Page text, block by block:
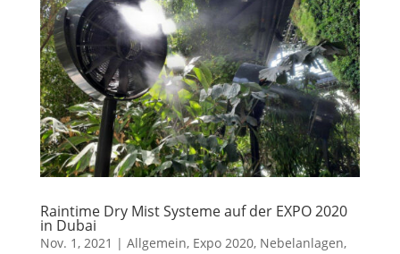
Raintime Dry Mist Systeme auf der EXPO 2020
in Dubai
Nov. 1, 2021 | Allgemein, Expo 2020, Nebelanlagen,